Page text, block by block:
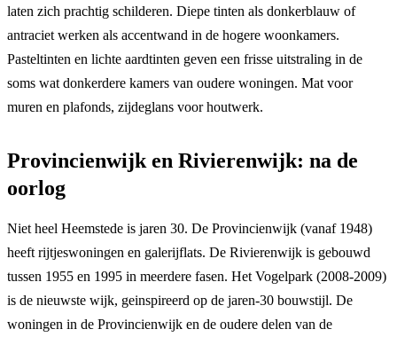
laten zich prachtig schilderen. Diepe tinten als donkerblauw of
antraciet werken als accentwand in de hogere woonkamers.
Pasteltinten en lichte aardtinten geven een frisse uitstraling in de
soms wat donkerdere kamers van oudere woningen. Mat voor
muren en plafonds, zijdeglans voor houtwerk.
Provincienwijk en Rivierenwijk: na de
oorlog
Niet heel Heemstede is jaren 30. De Provincienwijk (vanaf 1948)
heeft rijtjeswoningen en galerijflats. De Rivierenwijk is gebouwd
tussen 1955 en 1995 in meerdere fasen. Het Vogelpark (2008-2009)
is de nieuwste wijk, geinspireerd op de jaren-30 bouwstijl. De
woningen in de Provincienwijk en de oudere delen van de